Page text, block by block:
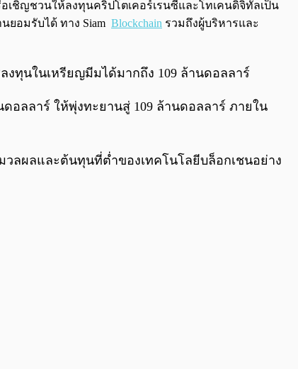
0:00/0:00
เชิญชวนให้ลงทุนคริปโตเคอร์เรนซีและโทเคนดิจิทัลเป็น
อมรับได้ ทาง Siam Blockchain รวมถึงผู้บริหารและ
งทุนในเหรียญมีมได้มากถึง 109 ล้านดอลลาร์
ดอลลาร์ ให้พุ่งทะยานสู่ 109 ล้านดอลลาร์ ภายใน
วลผลและต้นทุนที่ต่ำของเทคโนโลยีบล็อกเชนอย่าง